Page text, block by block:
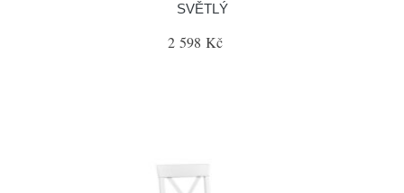
SVĚTLÝ
2 598 Kč